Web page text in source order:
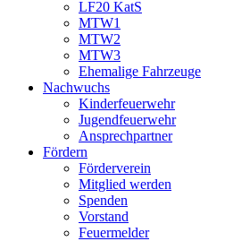
LF20 KatS
MTW1
MTW2
MTW3
Ehemalige Fahrzeuge
Nachwuchs
Kinderfeuerwehr
Jugendfeuerwehr
Ansprechpartner
Fördern
Förderverein
Mitglied werden
Spenden
Vorstand
Feuermelder